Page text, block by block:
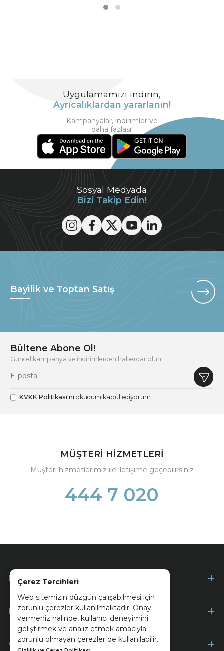
Çerez Tercihleri
Web sitemizin düzgün çalışabilmesi için
zorunlu çerezler kullanılmaktadır. Onay
vermeniz halinde, kullanıcı deneyimini
geliştirmek ve analiz etmek amacıyla
zorunlu olmayan çerezler de kullanılabilir.
Sosyal Medyada
Bizi Takip Edin!
Uygulamamızı indirin,
Ayrıcalıklardan yararlanın!
Kampanyalar, indirimler ve
daha fazlası!
Bayilik ve Toptan Satış
Bültene Abone Ol!
Güncel kampanya ve indirimlerden haberdar olun.
KVKK Politikası'nı okudum kabul ediyorum.
MÜŞTERİ HİZMETLERİ
Müşteri hizmetlerimiz ile iletişime geçebilirsiniz
444 7 020
Kurumsal
Müşteri Hizmetleri
Ödeme